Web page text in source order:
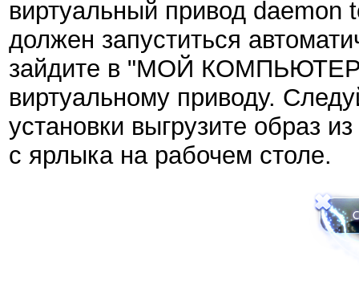
виртуальный привод daemon
должен запуститься
зайдите в "МОЙ
виртуальному приводу.
установки выгрузите образ
с ярлыка на рабочем столе.